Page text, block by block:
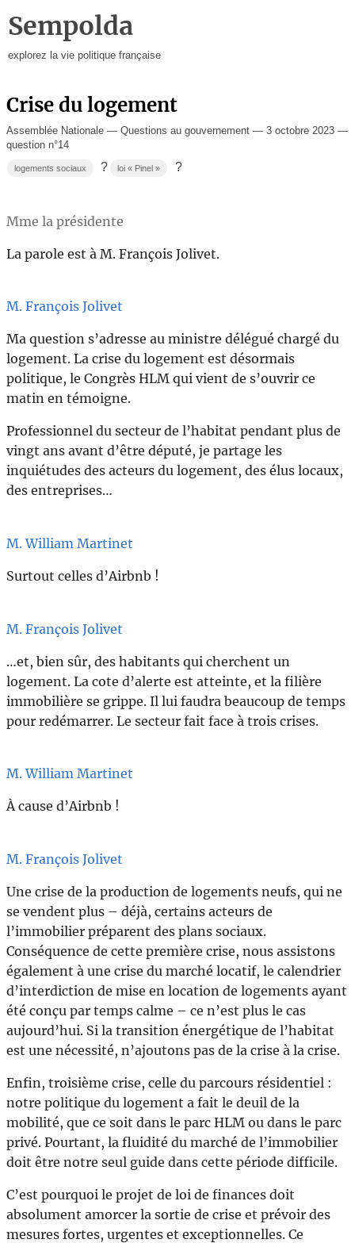
Sempolda
explorez la vie politique française
Crise du logement
Assemblée Nationale — Questions au gouvernement — 3 octobre 2023 —
question n°14
logements sociaux ? loi « Pinel » ?
Mme la présidente
La parole est à M. François Jolivet.
M. François Jolivet
Ma question s’adresse au ministre délégué chargé du
logement. La crise du logement est désormais
politique, le Congrès HLM qui vient de s’ouvrir ce
matin en témoigne.
Professionnel du secteur de l’habitat pendant plus de
vingt ans avant d’être député, je partage les
inquiétudes des acteurs du logement, des élus locaux,
des entreprises…
M. William Martinet
Surtout celles d’Airbnb !
M. François Jolivet
…et, bien sûr, des habitants qui cherchent un
logement. La cote d’alerte est atteinte, et la filière
immobilière se grippe. Il lui faudra beaucoup de temps
pour redémarrer. Le secteur fait face à trois crises.
M. William Martinet
À cause d’Airbnb !
M. François Jolivet
Une crise de la production de logements neufs, qui ne
se vendent plus – déjà, certains acteurs de
l’immobilier préparent des plans sociaux.
Conséquence de cette première crise, nous assistons
également à une crise du marché locatif, le calendrier
d’interdiction de mise en location de logements ayant
été conçu par temps calme – ce n’est plus le cas
aujourd’hui. Si la transition énergétique de l’habitat
est une nécessité, n’ajoutons pas de la crise à la crise.
Enfin, troisième crise, celle du parcours résidentiel :
notre politique du logement a fait le deuil de la
mobilité, que ce soit dans le parc HLM ou dans le parc
privé. Pourtant, la fluidité du marché de l’immobilier
doit être notre seul guide dans cette période difficile.
C’est pourquoi le projet de loi de finances doit
absolument amorcer la sortie de crise et prévoir des
mesures fortes, urgentes et exceptionnelles. Ce